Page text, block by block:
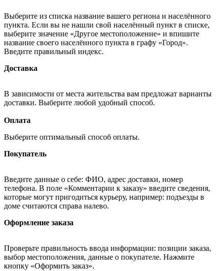
Выберите из списка название вашего региона и населённого
пункта. Если вы не нашли свой населённый пункт в списке,
выберите значение «Другое местоположение» и впишите
название своего населённого пункта в графу «Город».
Введите правильный индекс.
Доставка
В зависимости от места жительства вам предложат варианты
доставки. Выберите любой удобный способ.
Оплата
Выберите оптимальный способ оплаты.
Покупатель
Введите данные о себе: ФИО, адрес доставки, номер
телефона. В поле «Комментарии к заказу» введите сведения,
которые могут пригодиться курьеру, например: подъезды в
доме считаются справа налево.
Оформление заказа
Проверьте правильность ввода информации: позиции заказа,
выбор местоположения, данные о покупателе. Нажмите
кнопку «Оформить заказ».